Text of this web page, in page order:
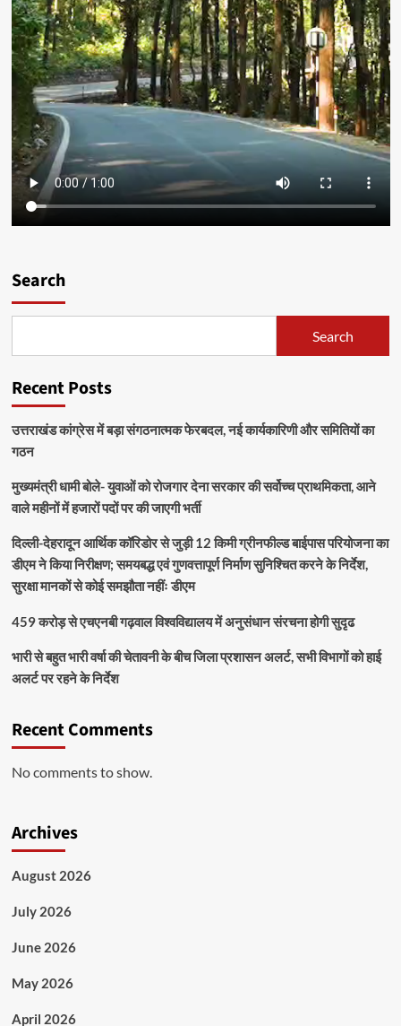
Search
Search
Recent Posts
उत्तराखंड कांग्रेस में बड़ा संगठनात्मक फेरबदल, नई कार्यकारिणी और समितियों का
गठन
मुख्यमंत्री धामी बोले- युवाओं को रोजगार देना सरकार की सर्वोच्च प्राथमिकता, आने
वाले महीनों में हजारों पदों पर की जाएगी भर्ती
दिल्ली-देहरादून आर्थिक कॉरिडोर से जुड़ी 12 किमी ग्रीनफील्ड बाईपास परियोजना का
डीएम ने किया निरीक्षण; समयबद्ध एवं गुणवत्तापूर्ण निर्माण सुनिश्चित करने के निर्देश,
सुरक्षा मानकों से कोई समझौता नहींः डीएम
459 करोड़ से एचएनबी गढ़वाल विश्वविद्यालय में अनुसंधान संरचना होगी सुदृढ
भारी से बहुत भारी वर्षा की चेतावनी के बीच जिला प्रशासन अलर्ट, सभी विभागों को हाई
अलर्ट पर रहने के निर्देश
Recent Comments
No comments to show.
Archives
August 2026
July 2026
June 2026
May 2026
April 2026